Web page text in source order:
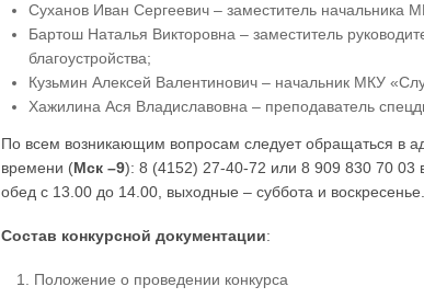
Суханов Иван Сергеевич – заместитель начальника
Бартош Наталья Викторовна – заместитель
благоустройства;
Кузьмин Алексей Валентинович – начальник МКУ
Хажилина Ася Владиславовна – преподаватель
По всем возникающим вопросам следует обращаться в
времени (Мск –9): 8 (4152) 27-40-72 или 8 909 830 70 03
обед с 13.00 до 14.00, выходные – суббота и воскресенье.
Состав конкурсной документации:
Положение о проведении конкурса